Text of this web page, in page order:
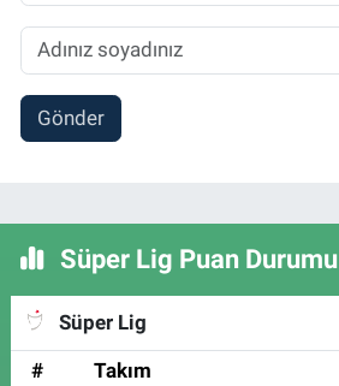
Gönder
Süper Lig Puan Durumu
Süper Lig
#
Takım